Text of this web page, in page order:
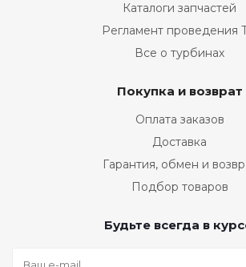
Каталоги запчастей
Регламент проведения
Все о турбинах
Покупка и возврат
Оплата заказов
Доставка
Гарантия, обмен и
Подбор товаров
Будьте всегда в